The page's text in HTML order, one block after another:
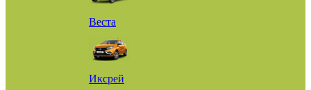
Веста
Иксрей